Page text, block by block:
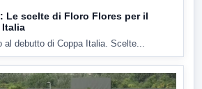
Le scelte di Floro Flores per il
al debutto di Coppa Italia. Scelte...